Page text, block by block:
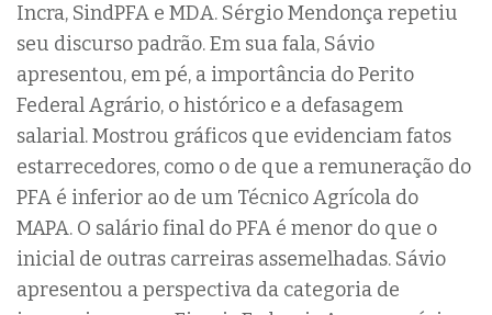
Incra, SindPFA e MDA. Sérgio Mendonça repetiu
seu discurso padrão. Em sua fala, Sávio
apresentou, em pé, a importância do Perito
Federal Agrário, o histórico e a defasagem
salarial. Mostrou gráficos que evidenciam fatos
estarrecedores, como o de que a remuneração do
PFA é inferior ao de um Técnico Agrícola do
MAPA. O salário final do PFA é menor do que o
inicial de outras carreiras assemelhadas. Sávio
apresentou a perspectiva da categoria de